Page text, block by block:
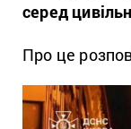
серед
Про це